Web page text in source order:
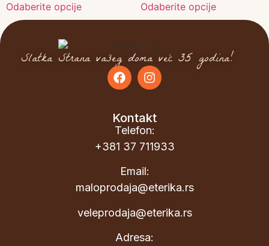
Odaberite opcije Odaberite opcije
Slatka Strana vašeg doma već 35 godina!
Kontakt
Telefon:
+381 37 711933
Email:
maloprodaja@eterika.rs
veleprodaja@eterika.rs
Adresa: